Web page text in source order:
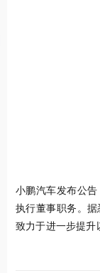
小鹏汽车发布公
执行董事职务。据
致力于进一步提升